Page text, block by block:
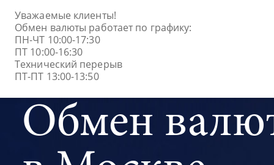
Обмен
Уважаемые клиенты!
Обмен валюты работает по графику:
ПН-ЧТ 10:00-17:30
ПТ 10:00-16:30
Технический перерыв
ПТ-ПТ 13:00-13:50